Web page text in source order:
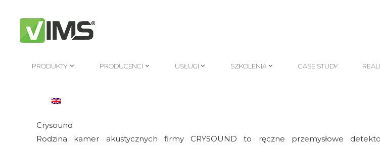
PRODUKTY
PRODUCENCI
USŁUGI
SZKOLENIA
CASE STUDY
Crysound
Rodzina kamer akustycznych firmy CRYSOUND to ręczne przemysłowe